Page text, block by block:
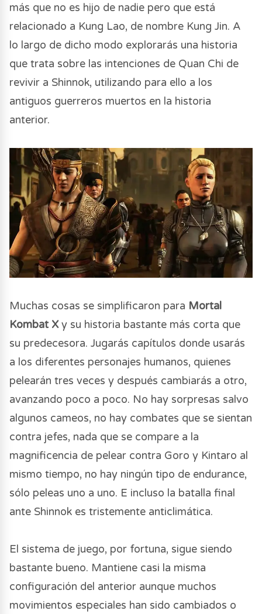
más que no es hijo de nadie pero que está
relacionado a Kung Lao, de nombre Kung Jin. A
lo largo de dicho modo explorarás una historia
que trata sobre las intenciones de Quan Chi de
revivir a Shinnok, utilizando para ello a los
antiguos guerreros muertos en la historia
anterior.
Muchas cosas se simplificaron para Mortal
Kombat Xy su historia bastante más corta que
su predecesora. Jugarás capítulos donde usarás
a los diferentes personajes humanos, quienes
pelearán tres veces y después cambiarás a otro,
avanzando poco a poco. No hay sorpresas salvo
algunos cameos, no hay combates que se sientan
contra jefes, nada que se compare a la
magnificencia de pelear contra Goro y Kintaro al
mismo tiempo, no hay ningún tipo de endurance,
sólo peleas uno a uno. E incluso la batalla final
ante Shinnok es tristemente anticlimática.
El sistema de juego, por fortuna, sigue siendo
bastante bueno. Mantiene casi la misma
configuración del anterior aunque muchos
movimientos especiales han sido cambiados o